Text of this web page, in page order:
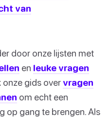
van
door onze lijsten met
en leuke vragen
onze gids over vragen
om echt een
op gang te brengen. Als